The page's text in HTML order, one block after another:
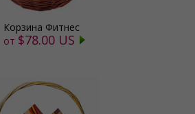
Корзина Фитнес
от $78.00 US